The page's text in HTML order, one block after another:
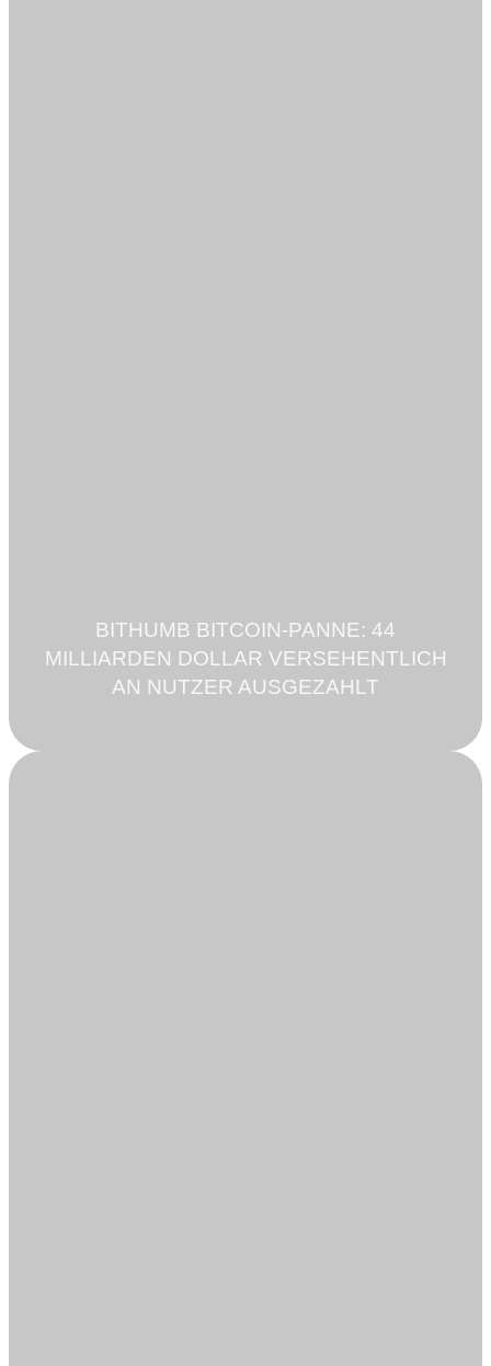
BITHUMB BITCOIN-PANNE: 44
MILLIARDEN DOLLAR VERSEHENTLICH
AN NUTZER AUSGEZAHLT